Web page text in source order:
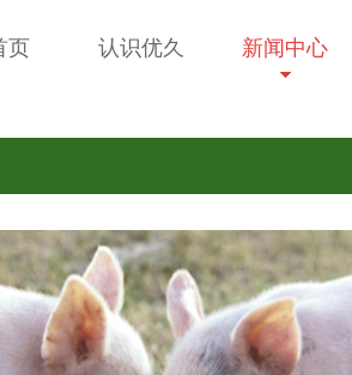
页 认识优久 新闻中心